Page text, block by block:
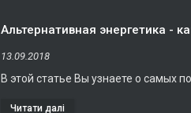
Альтернативная энергетика -
13.09.2018
В этой статье Вы узнаете о самых